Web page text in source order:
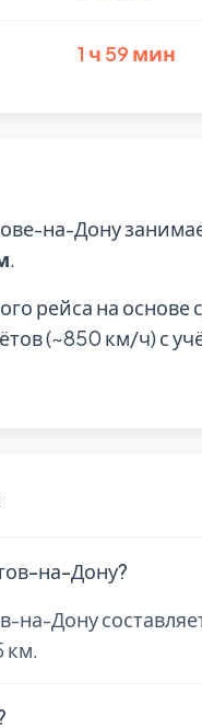
1 ч 59 мин
на-Дону
.
рейса на основе
(~850 км/ч) с
на-Дону?
на-Дону
км.